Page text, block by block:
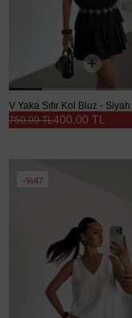
V Yaka Sıfır Kol Bluz - Siyah
400,00 TL
750,00 TL
%47